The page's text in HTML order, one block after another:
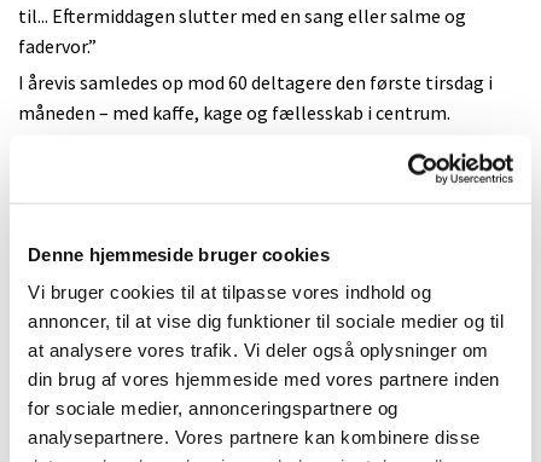
Denne hjemmeside bruger cookies
Vi bruger cookies til at tilpasse vores indhold og
annoncer, til at vise dig funktioner til sociale medier og til
at analysere vores trafik. Vi deler også oplysninger om
din brug af vores hjemmeside med vores partnere inden
for sociale medier, annonceringspartnere og
analysepartnere. Vores partnere kan kombinere disse
til... Eftermiddagen slutter med en sang eller salme og
fadervor.”
I årevis samledes op mod 60 deltagere den første tirsdag i
måneden – med kaffe, kage og fællesskab i centrum.
køkkenet, som sørgede for hjemmebag og bordpynt.
I 2014 blev Hygge og Horisont erstattet af Kirkehøjskolen,
tirsdagseftermiddage. Navnet blev ændret, men ånden
bevaret. Der blev indført overordnede temaer for sæsonen –
første vinter lød overskriften passende nok: Tro og viden.
Kaffen er blevet til formiddagskaffe, kagen fortsat
hjemmebagt – og stadig er der blomster på bordene,
fællessang og en kort andagt. Kirkehøjskolen fortsætter